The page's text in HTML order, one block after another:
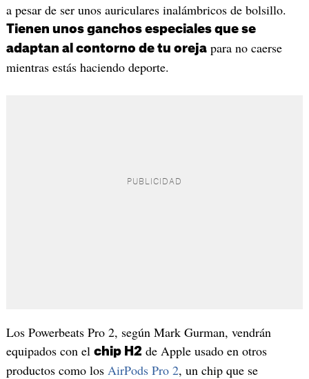
a pesar de ser unos auriculares inalámbricos de bolsillo.
Tienen unos ganchos especiales que se
adaptan al contorno de tu orejapara no caerse
mientras estás haciendo deporte.
Los Powerbeats Pro 2, según Mark Gurman, vendrán
equipados con el chip H2 de Apple usado en otros
productos como los AirPods Pro 2, un chip que se